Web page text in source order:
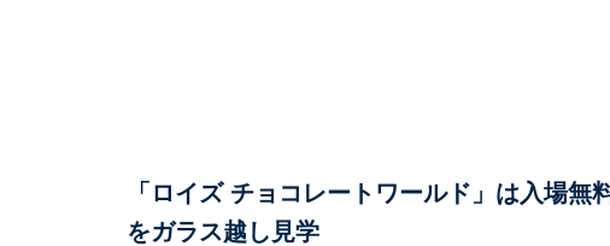
「ロイズ チョコレートワールド」は入場
をガラス越し見学